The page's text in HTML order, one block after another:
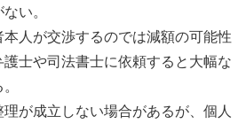
い。
人が交渉するのでは減額の可能性
士や司法書士に依頼すると大幅な
が成立しない場合があるが、個人